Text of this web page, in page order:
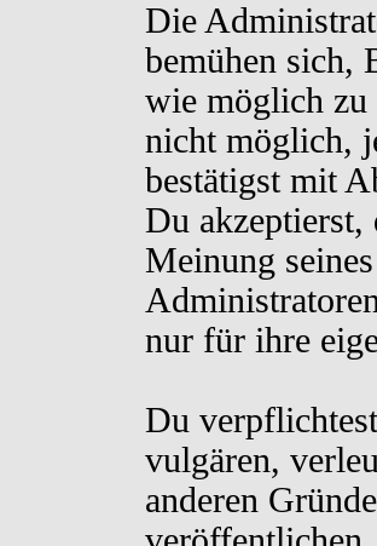
Die
bemühen sich,
wie möglich zu
nicht möglich,
bestätigst mit
Du akzeptierst,
Meinung
nur für ihre
Du
vulgären,
anderen